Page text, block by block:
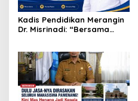
Kadis Pendidikan Merangin
Dr. Misrinadi: “Bersama